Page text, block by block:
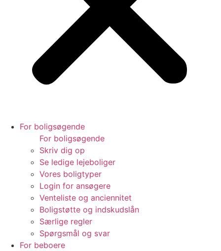
For boligsøgende
For boligsøgende
Skriv dig op
Se ledige lejeboliger
Vores boligtyper
Login for ansøgere
Venteliste og anciennitet
Boligstøtte og indskudslån
Særlige regler
Spørgsmål og svar
For beboere